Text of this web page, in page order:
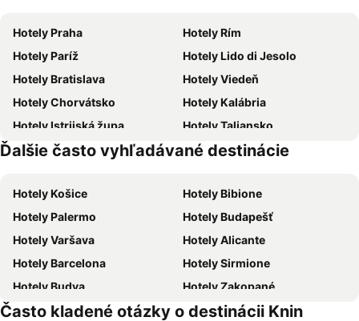
Hotely Praha
Hotely Rím
Hotely Paríž
Hotely Lido di Jesolo
Hotely Bratislava
Hotely Viedeň
Hotely Chorvátsko
Hotely Kalábria
Hotely Istrijská župa
Hotely Taliansko
Hotely Malorka
Hotely Slovensko
Ďalšie často vyhľadávané destinácie
Hotely Košice
Hotely Bibione
Hotely Palermo
Hotely Budapešť
Hotely Varšava
Hotely Alicante
Hotely Barcelona
Hotely Sirmione
Hotely Budva
Hotely Zakopané
Hotely Naples
Hotely Crikvenica
Často kladené otázky o destinácii Knin